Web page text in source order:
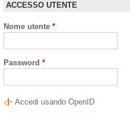
ACCESSO UTENTE
Nome utente *
Password *
Accedi usando OpenID